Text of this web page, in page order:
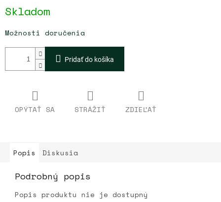
cena:
Skladom
Možnosti doručenia
Pridať do košíka
OPÝTAŤ SA STRÁŽIŤ ZDIEĽAŤ
Popis Diskusia
Podrobný popis
Popis produktu nie je dostupný